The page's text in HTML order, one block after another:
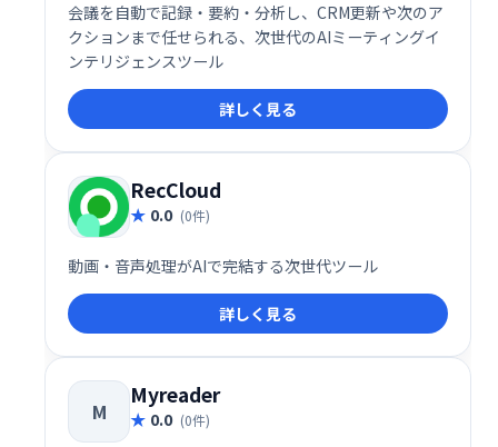
会議を自動で記録・要約・分析し、CRM更新や次のア
クションまで任せられる、次世代のAIミーティングイ
ンテリジェンスツール
詳しく見る
RecCloud
0.0 (0件)
動画・音声処理がAIで完結する次世代ツール
詳しく見る
M
Myreader
0.0 (0件)